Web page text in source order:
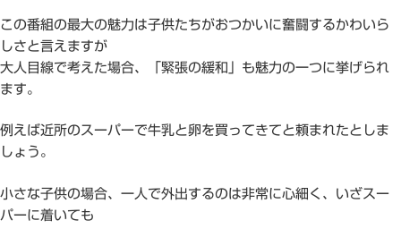
この番組の最大の魅力は子供たちがおつかいに奮闘するかわいら
しさと言えますが
大人目線で考えた場合、「緊張の緩和」も魅力の一つに挙げられ
ます。
例えば近所のスーパーで牛乳と卵を買ってきてと頼まれたとしま
しょう。
小さな子供の場合、一人で外出するのは非常に心細く、いざスー
パーに着いても